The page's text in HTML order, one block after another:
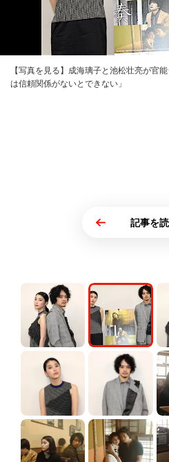
【写真を見る】成海璃子と池松壮亮が官
は信頼関係がないとできない」
記事を